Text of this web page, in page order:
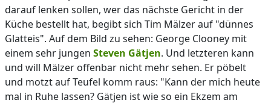
darauf lenken sollen, wer das nächste Gericht in der
Küche bestellt hat, begibt sich Tim Mälzer auf "dünnes
Glatteis". Auf dem Bild zu sehen: George Clooney mit
einem sehr jungen Steven Gätjen. Und letzteren kann
und will Mälzer offenbar nicht mehr sehen. Er pöbelt
und motzt auf Teufel komm raus: "Kann der mich heute
mal in Ruhe lassen? Gätjen ist wie so ein Ekzem am